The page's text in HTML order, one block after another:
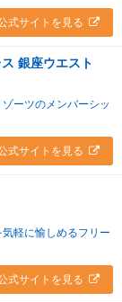
式サイトを見る
銀座ウエスト
ーツのメンバーシッ
式サイトを見る
軽に愉しめるフリー
式サイトを見る